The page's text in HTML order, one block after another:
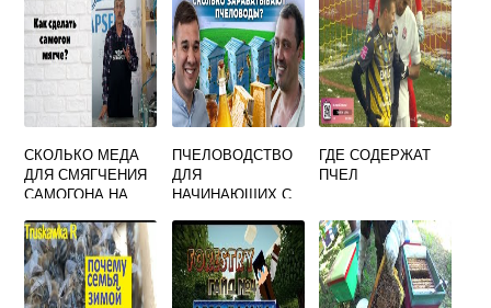
СКОЛЬКО МЕДА
ДЛЯ СМЯГЧЕНИЯ
САМОГОНА НА
ПЧЕЛОВОДСТВО
ДЛЯ
НАЧИНАЮЩИХ С
ГДЕ СОДЕРЖАТ
ПЧЕЛ